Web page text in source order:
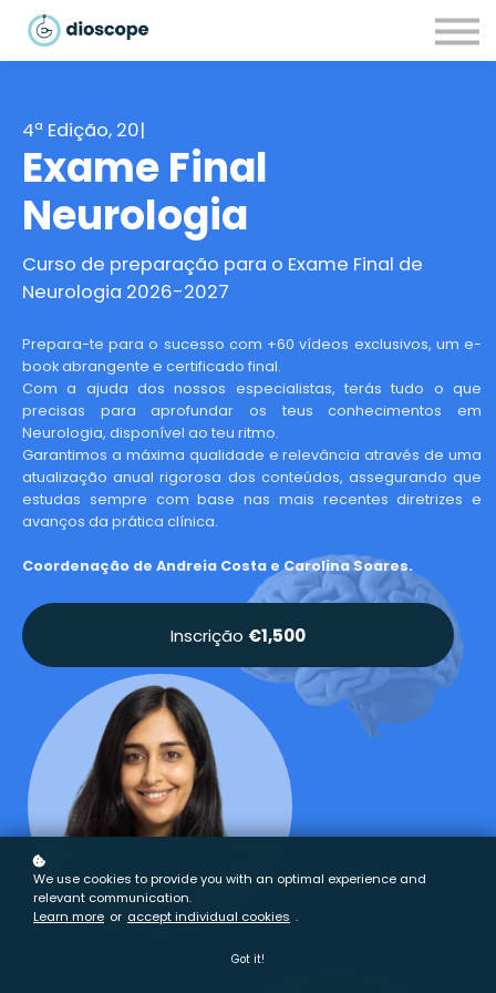
Parcerias
4ª Edição, 20|
Exame Final
Neurologia
Curso de preparação para o Exame Final de
Neurologia 2026-2027
Prepara-te para o sucesso com +60 vídeos exclusivos, um e-
book abrangente e certificado final.
Com a ajuda dos nossos especialistas, terás tudo o que
precisas para aprofundar os teus conhecimentos em
Neurologia, disponível ao teu ritmo.
Garantimos a máxima qualidade e relevância através de uma
atualização anual rigorosa dos conteúdos, assegurando que
estudas sempre com base nas mais recentes diretrizes e
avanços da prática clínica.
Coordenação de Andreia Costa e Carolina Soares.
Inscrição €1,500
We use cookies to provide you with an optimal experience and
relevant communication.
Learn more or accept individual cookies .
Got it!